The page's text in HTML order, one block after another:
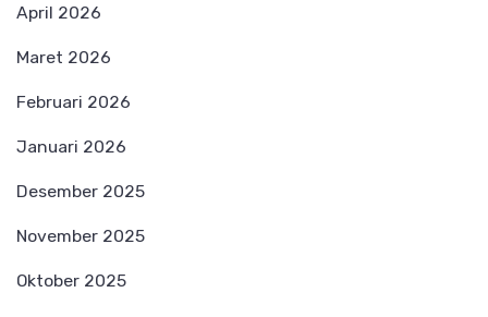
April 2026
Maret 2026
Februari 2026
Januari 2026
Desember 2025
November 2025
Oktober 2025